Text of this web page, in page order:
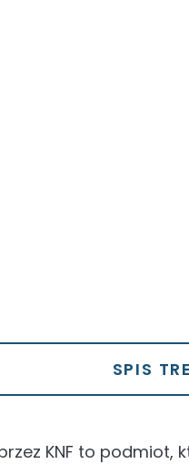
SPIS
KNF to podmiot,